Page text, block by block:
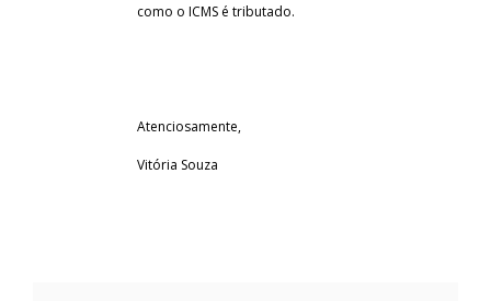
como o ICMS é tributado.
Atenciosamente,
Vitória Souza